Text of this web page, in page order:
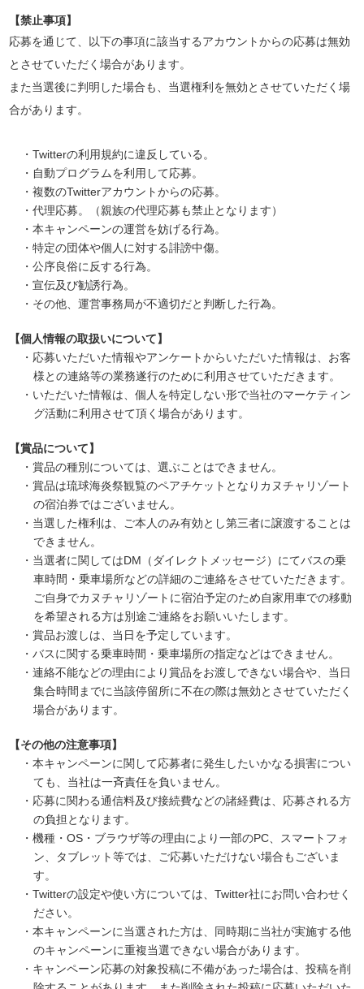
【禁止事項】
応募を通じて、以下の事項に該当するアカウントからの応募は無効
とさせていただく場合があります。
また当選後に判明した場合も、当選権利を無効とさせていただく場
合があります。
・Twitterの利用規約に違反している。
・自動プログラムを利用して応募。
・複数のTwitterアカウントからの応募。
・代理応募。（親族の代理応募も禁止となります）
・本キャンペーンの運営を妨げる行為。
・特定の団体や個人に対する誹謗中傷。
・公序良俗に反する行為。
・宣伝及び勧誘行為。
・その他、運営事務局が不適切だと判断した行為。
【個人情報の取扱いについて】
・応募いただいた情報やアンケートからいただいた情報は、お客
様との連絡等の業務遂行のために利用させていただきます。
・いただいた情報は、個人を特定しない形で当社のマーケティン
グ活動に利用させて頂く場合があります。
【賞品について】
・賞品の種別については、選ぶことはできません。
・賞品は琉球海炎祭観覧のペアチケットとなりカヌチャリゾート
の宿泊券ではございません。
・当選した権利は、ご本人のみ有効とし第三者に譲渡することは
できません。
・当選者に関してはDM（ダイレクトメッセージ）にてバスの乗
車時間・乗車場所などの詳細のご連絡をさせていただきます。
ご自身でカヌチャリゾートに宿泊予定のため自家用車での移動
を希望される方は別途ご連絡をお願いいたします。
・賞品お渡しは、当日を予定しています。
・バスに関する乗車時間・乗車場所の指定などはできません。
・連絡不能などの理由により賞品をお渡しできない場合や、当日
集合時間までに当該停留所に不在の際は無効とさせていただく
場合があります。
【その他の注意事項】
・本キャンペーンに関して応募者に発生したいかなる損害につい
ても、当社は一斉責任を負いません。
・応募に関わる通信料及び接続費などの諸経費は、応募される方
の負担となります。
・機種・OS・ブラウザ等の理由により一部のPC、スマートフォ
ン、タブレット等では、ご応募いただけない場合もございま
す。
・Twitterの設定や使い方については、Twitter社にお問い合わせく
ださい。
・本キャンペーンに当選された方は、同時期に当社が実施する他
のキャンペーンに重複当選できない場合があります。
・キャンペーン応募の対象投稿に不備があった場合は、投稿を削